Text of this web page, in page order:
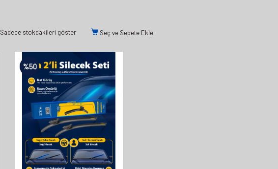
Sadece stokdakileri göster Seç ve Sepete Ekle
%50